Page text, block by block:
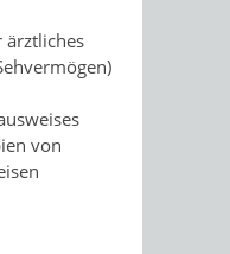
ärztliches
von